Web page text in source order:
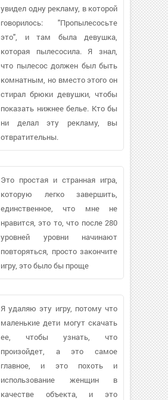
увидел одну рекламу, в которой
говорилось: "Пропылесосьте
это", и там была девушка,
которая пылесосила. Я знал,
что пылесос должен был быть
комнатным, но вместо этого он
стирал брюки девушки, чтобы
показать нижнее белье. Кто бы
ни делал эту рекламу, вы
отвратительны.
Это простая и странная игра,
которую легко завершить,
единственное, что мне не
нравится, это то, что после 280
уровней уровни начинают
повторяться, просто закончите
игру, это было бы проще
Я удаляю эту игру, потому что
маленькие дети могут скачать
ее, чтобы узнать, что
произойдет, а это самое
главное, и это похоть и
использование женщин в
качестве объекта, и это